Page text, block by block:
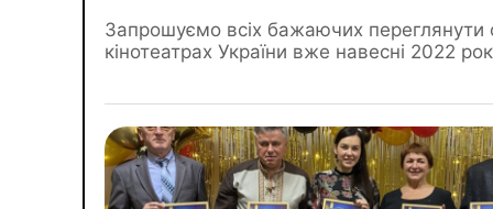
Запрошуємо всіх бажаючих переглянути
кінотеатрах України вже навесні 2022